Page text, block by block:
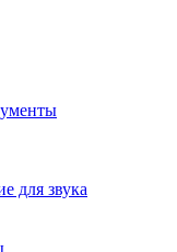
для звука